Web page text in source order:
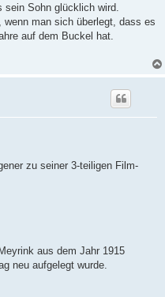
Sohn glücklich wird.
wenn man sich überlegt, dass es
auf dem Buckel hat.
zu seiner 3-teiligen Film-
aus dem Jahr 1915
neu aufgelegt wurde.